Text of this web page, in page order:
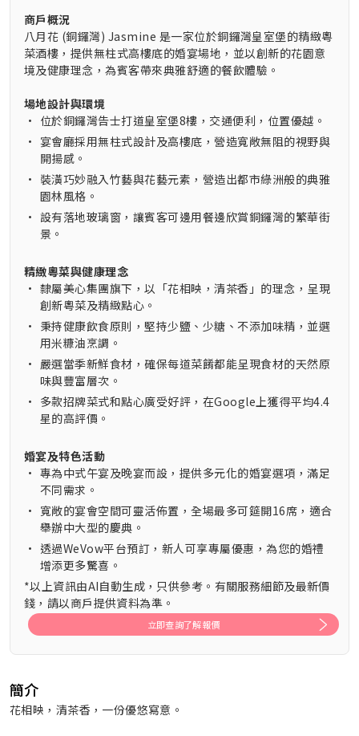
商戶概況
八月花 (銅鑼灣) Jasmine 是一家位於銅鑼灣皇室堡的精緻粵
菜酒樓，提供無柱式高樓底的婚宴場地，並以創新的花園意
境及健康理念，為賓客帶來典雅舒適的餐飲體驗。
場地設計與環境
• 位於銅鑼灣告士打道皇室堡8樓，交通便利，位置優越。
• 宴會廳採用無柱式設計及高樓底，營造寬敞無阻的視野與
開揚感。
• 裝潢巧妙融入竹藝與花藝元素，營造出都市綠洲般的典雅
園林風格。
• 設有落地玻璃窗，讓賓客可邊用餐邊欣賞銅鑼灣的繁華街
景。
精緻粵菜與健康理念
• 隸屬美心集團旗下，以「花相映，清茶香」的理念，呈現
創新粵菜及精緻點心。
• 秉持健康飲食原則，堅持少鹽、少糖、不添加味精，並選
用米糠油烹調。
• 嚴選當季新鮮食材，確保每道菜餚都能呈現食材的天然原
味與豐富層次。
• 多款招牌菜式和點心廣受好評，在Google上獲得平均4.4
星的高評價。
婚宴及特色活動
• 專為中式午宴及晚宴而設，提供多元化的婚宴選項，滿足
不同需求。
• 寬敞的宴會空間可靈活佈置，全場最多可筵開16席，適合
舉辦中大型的慶典。
• 透過WeVow平台預訂，新人可享專屬優惠，為您的婚禮
增添更多驚喜。
*以上資訊由AI自動生成，只供參考。有關服務細節及最新價
錢，請以商戶提供資料為準。
立即查詢了解報價
簡介
花相映，清茶香，一份優悠寫意。